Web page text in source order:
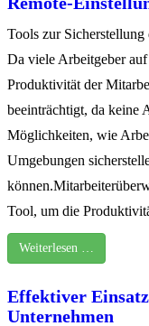
Tools zur
Da viele Arbeitgeber
Produktivität der
beeinträchtigt, da keine
Möglichkeiten, wie
Umgebungen
Tool, um die
Weiterlesen …
Effektiver
Unternehmen